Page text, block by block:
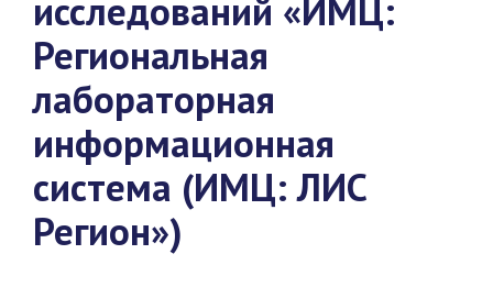
исследований «ИМЦ:
Региональная
лабораторная
информационная
система (ИМЦ: ЛИС
Регион»)